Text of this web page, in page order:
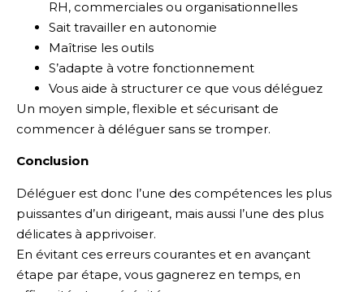
RH, commerciales ou organisationnelles
Sait travailler en autonomie
Maîtrise les outils
S’adapte à votre fonctionnement
Vous aide à structurer ce que vous déléguez
Un moyen simple, flexible et sécurisant de
commencer à déléguer sans se tromper.
Conclusion
Déléguer est donc l’une des compétences les plus
puissantes d’un dirigeant, mais aussi l’une des plus
délicates à apprivoiser.
En évitant ces erreurs courantes et en avançant
étape par étape, vous gagnerez en temps, en